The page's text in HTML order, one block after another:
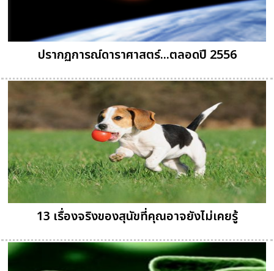
ปรากฏการณ์ดาราศาสตร์...ตลอดปี 2556
13 เรื่องจริงของสุนัขที่คุณอาจยังไม่เคยรู้